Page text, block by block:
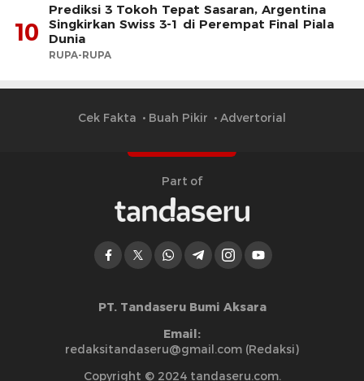
10
Prediksi 3 Tokoh Tepat Sasaran, Argentina
Singkirkan Swiss 3-1 di Perempat Final Piala
Dunia
RUPA-RUPA
Cek Fakta Buah Pikir Advertorial
Part of
PT. Tandaseru Bumi Aksara
Email:
redaksitandaseru@gmail.com (Redaksi)
Copyright © 2024 tandaseru.com.